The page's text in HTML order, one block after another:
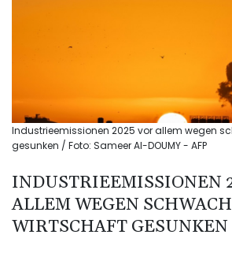
Industrieemissionen 2025 vor allem wegen
gesunken / Foto: Sameer Al-DOUMY - AFP
INDUSTRIEEMISSIONEN
ALLEM WEGEN
WIRTSCHAFT GESUNKEN